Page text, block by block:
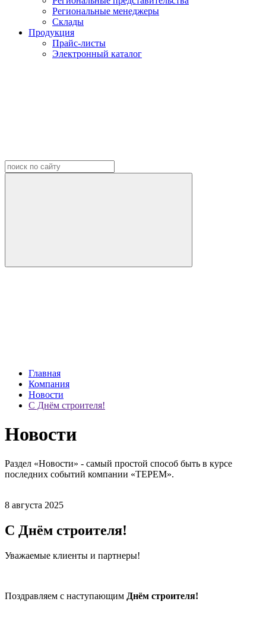
Региональные менеджеры
Склады
Продукция
Прайс-листы
Электронный каталог
Главная
Компания
Новости
С Днём строителя!
Новости
Раздел «Новости» - самый простой способ быть в курсе
последних событий компании «ТЕРЕМ».
8 августа 2025
С Днём строителя!
Уважаемые клиенты и партнеры!
Поздравляем с наступающим Днём строителя!